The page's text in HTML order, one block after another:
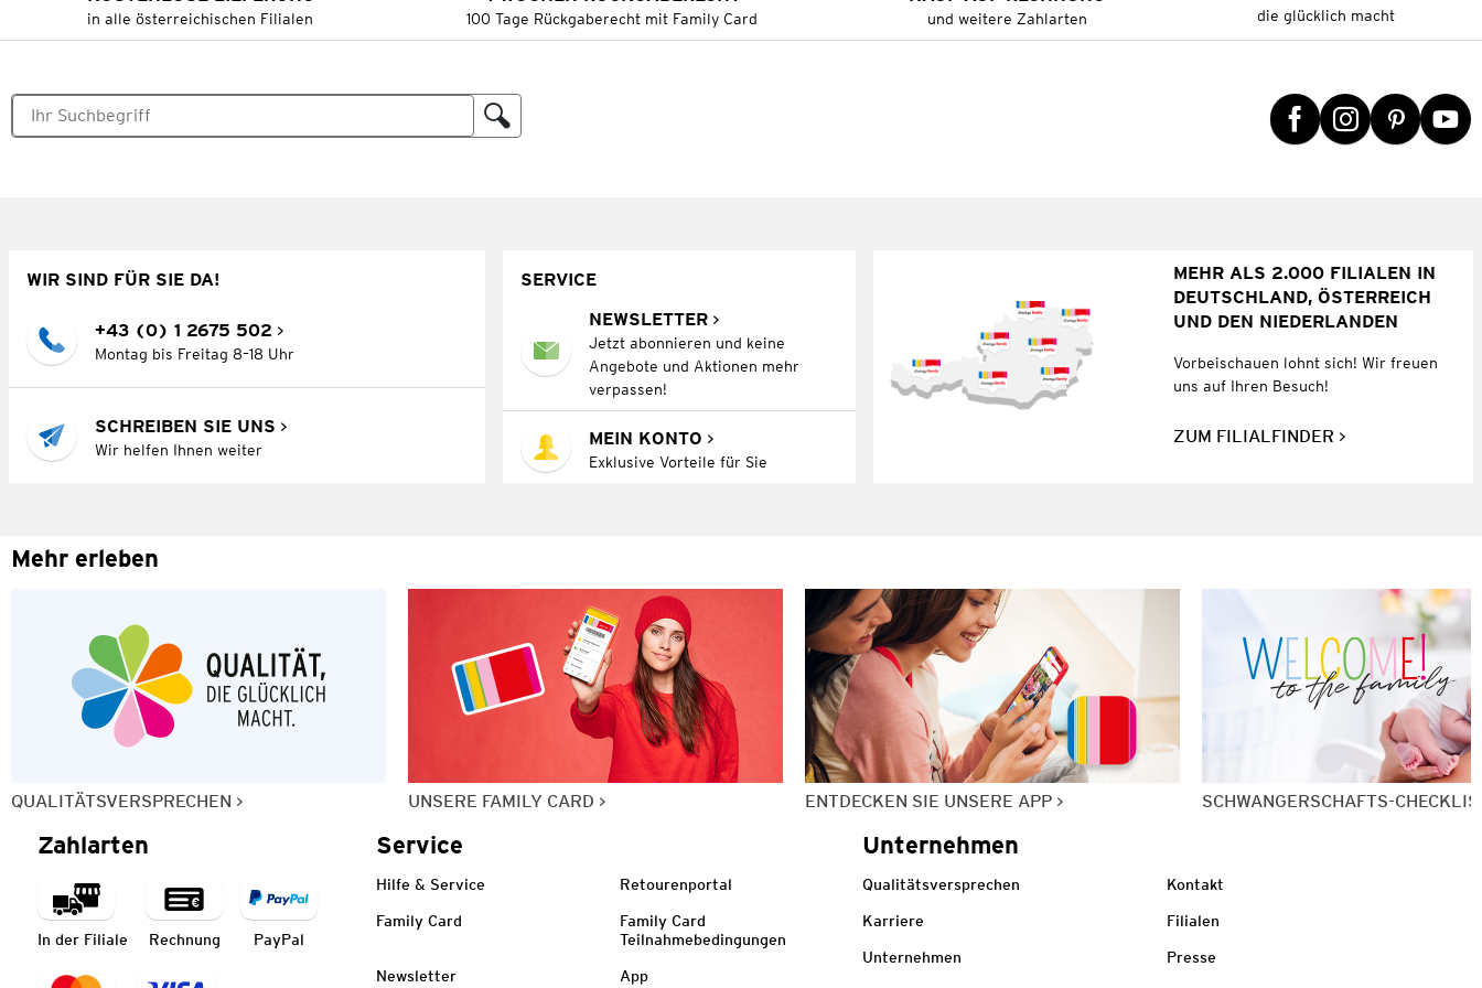
in alle österreichischen Filialen 100 Tage Rückgaberecht mit Family Card und weitere Zahlarten die glücklich macht
WIR SIND FÜR SIE DA!
+43 (0) 1 2675 502
Montag bis Freitag 8–18 Uhr
SCHREIBEN SIE UNS
Wir helfen Ihnen weiter
SERVICE
NEWSLETTER
Jetzt abonnieren und keine
Angebote und Aktionen mehr
verpassen!
MEIN KONTO
Exklusive Vorteile für Sie
MEHR ALS 2.000 FILIALEN IN
DEUTSCHLAND, ÖSTERREICH
UND DEN NIEDERLANDEN
Vorbeischauen lohnt sich! Wir freuen
uns auf Ihren Besuch!
ZUM FILIALFINDER
Mehr erleben
QUALITÄTSVERSPRECHEN UNSERE FAMILY CARD ENTDECKEN SIE UNSERE APP SCHWANGERSCHAFTS-
Zahlarten
In der Filiale Rechnung PayPal
Service
Hilfe & Service Retourenportal
Family Card
Family Card
Teilnahmebedingungen
Newsletter App
Unternehmen
Qualitätsversprechen Kontakt
Karriere Filialen
Unternehmen Presse